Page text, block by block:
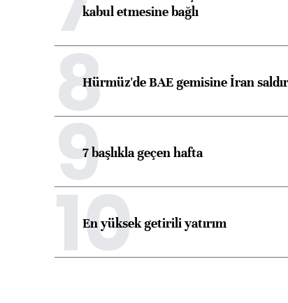
kabul etmesine bağlı
8Hürmüz'de BAE gemisine İran
97 başlıkla geçen hafta
10
En yüksek getirili yatırım